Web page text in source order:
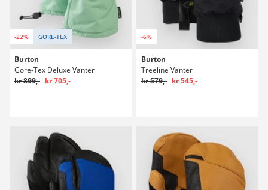
-22% GORE-TEX
Burton
Gore-Tex Deluxe Vanter
kr 899,- kr 705,-
-6%
Burton
Treeline Vanter
kr 579,- kr 545,-